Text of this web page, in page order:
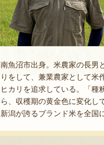
南魚沼市出身。米農家の長男
りをして、兼業農家として米
ヒカリを追求している。「種
ら、収穫期の黄金色に変化し
新潟が誇るブランド米を全国